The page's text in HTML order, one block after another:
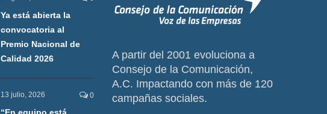
Ya está abierta la
convocatoria al
Premio Nacional de
Calidad 2026
13 julio, 2026 0
A partir del 2001 evoluciona a
Consejo de la Comunicación,
A.C. Impactando con más de 120
campañas sociales.